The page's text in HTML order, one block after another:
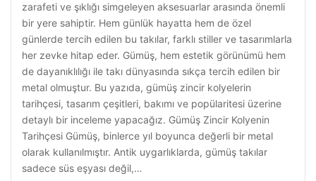
zarafeti ve şıklığı simgeleyen aksesuarlar arasında önemli
bir yere sahiptir. Hem günlük hayatta hem de özel
günlerde tercih edilen bu takılar, farklı stiller ve tasarımlarla
her zevke hitap eder. Gümüş, hem estetik görünümü hem
de dayanıklılığı ile takı dünyasında sıkça tercih edilen bir
metal olmuştur. Bu yazıda, gümüş zincir kolyelerin
tarihçesi, tasarım çeşitleri, bakımı ve popülaritesi üzerine
detaylı bir inceleme yapacağız. Gümüş Zincir Kolyenin
Tarihçesi Gümüş, binlerce yıl boyunca değerli bir metal
olarak kullanılmıştır. Antik uygarlıklarda, gümüş takılar
sadece süs eşyası değil,…